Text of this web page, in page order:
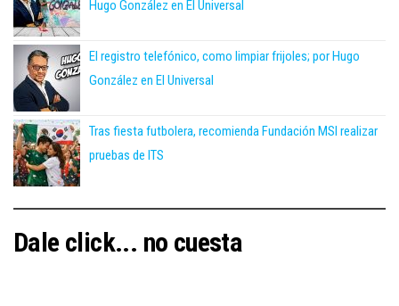
Hugo González en El Universal
El registro telefónico, como limpiar frijoles; por Hugo
González en El Universal
Tras fiesta futbolera, recomienda Fundación MSI realizar
pruebas de ITS
Dale click... no cuesta